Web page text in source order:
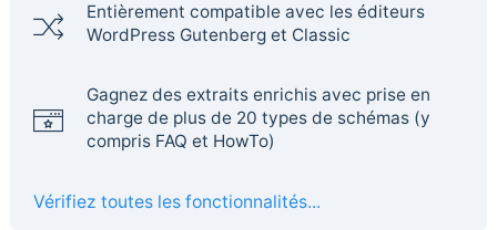
Entièrement compatible avec les éditeurs
WordPress Gutenberg et Classic
Gagnez des extraits enrichis avec prise en
charge de plus de 20 types de schémas (y
compris FAQ et HowTo)
Vérifiez toutes les fonctionnalités...